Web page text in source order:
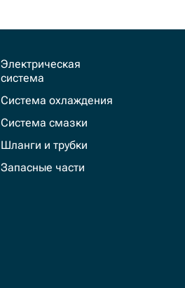
Электрическая
система
Система охлаждения
Система смазки
Шланги и трубки
Запасные части